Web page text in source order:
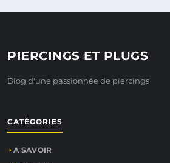
PIERCINGS ET PLUGS
Blog d'une passionnée de piercings
CATÉGORIES
A SAVOIR